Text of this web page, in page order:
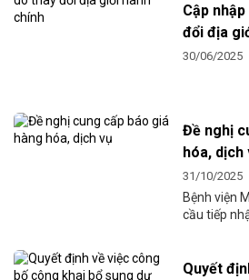
Cập
đổi địa
30/06/2025
Đề nghị
hóa, dịch
31/10/2025
Bệnh viện
cầu tiếp
cơ, thang...
Quyết